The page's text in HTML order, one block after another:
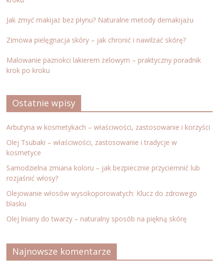
Jak zmyć makijaż bez płynu? Naturalne metody demakijażu
Zimowa pielęgnacja skóry – jak chronić i nawilżać skórę?
Malowanie paznokci lakierem żelowym – praktyczny poradnik
krok po kroku
Ostatnie wpisy
Arbutyna w kosmetykach – właściwości, zastosowanie i korzyści
Olej Tsubaki – właściwości, zastosowanie i tradycje w
kosmetyce
Samodzielna zmiana koloru – jak bezpiecznie przyciemnić lub
rozjaśnić włosy?
Olejowanie włosów wysokoporowatych: Klucz do zdrowego
blasku
Olej lniany do twarzy – naturalny sposób na piękną skórę
Najnowsze komentarze